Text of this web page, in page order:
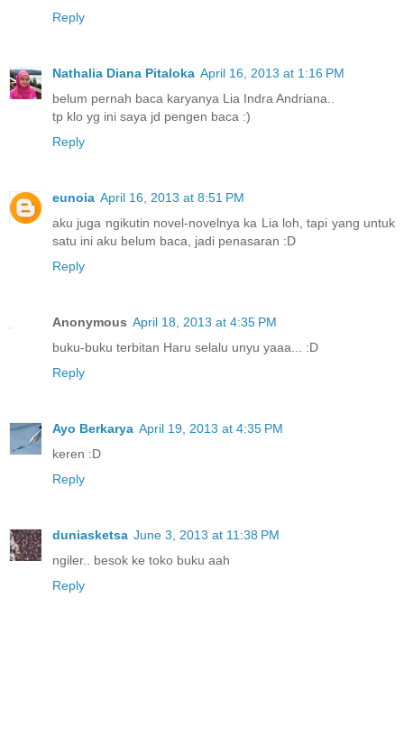
Reply
Nathalia Diana Pitaloka April 16, 2013 at 1:16 PM
belum pernah baca karyanya Lia Indra Andriana..
tp klo yg ini saya jd pengen baca :)
Reply
eunoia April 16, 2013 at 8:51 PM
aku juga ngikutin novel-novelnya ka Lia loh, tapi yang untuk
satu ini aku belum baca, jadi penasaran :D
Reply
Anonymous April 18, 2013 at 4:35 PM
buku-buku terbitan Haru selalu unyu yaaa... :D
Reply
Ayo Berkarya April 19, 2013 at 4:35 PM
keren :D
Reply
duniasketsa June 3, 2013 at 11:38 PM
ngiler.. besok ke toko buku aah
Reply